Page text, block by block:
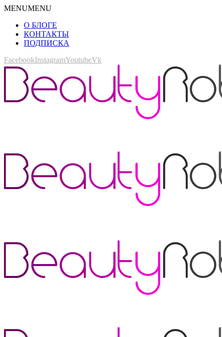
MENUMENU
О БЛОГЕ
КОНТАКТЫ
ПОДПИСКА
FacebookInstagramYoutubeVk